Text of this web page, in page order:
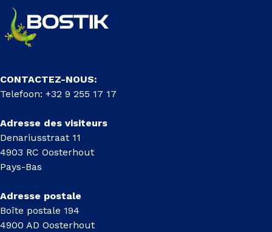
CONTACTEZ-NOUS:
Telefoon: +32 9 255 17 17
Adresse des visiteurs
Denariusstraat 11
4903 RC Oosterhout
Pays-Bas
Adresse postale
Boîte postale 194
4900 AD Oosterhout